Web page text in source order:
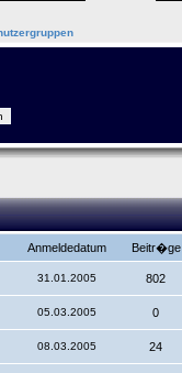
Anmeldedatum Beitr�ge
31.01.2005 802
05.03.2005 0
08.03.2005 24